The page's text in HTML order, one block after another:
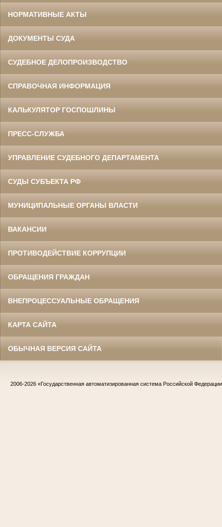
НОРМАТИВНЫЕ АКТЫ
ДОКУМЕНТЫ СУДА
СУДЕБНОЕ ДЕЛОПРОИЗВОДСТВО
СПРАВОЧНАЯ ИНФОРМАЦИЯ
КАЛЬКУЛЯТОР ГОСПОШЛИНЫ
ПРЕСС-СЛУЖБА
УПРАВЛЕНИЕ СУДЕБНОГО ДЕПАРТАМЕНТА
СУДЫ СУБЪЕКТА РФ
МУНИЦИПАЛЬНЫЕ ОРГАНЫ ВЛАСТИ
ВАКАНСИИ
ПРОТИВОДЕЙСТВИЕ КОРРУПЦИИ
ОБРАЩЕНИЯ ГРАЖДАН
ВНЕПРОЦЕССУАЛЬНЫЕ ОБРАЩЕНИЯ
КАРТА САЙТА
ОБЫЧНАЯ ВЕРСИЯ САЙТА
2006-2026 «Государственная автоматизированная система Российской